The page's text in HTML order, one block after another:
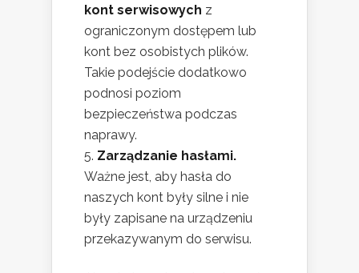
kont serwisowych z
ograniczonym dostępem lub
kont bez osobistych plików.
Takie podejście dodatkowo
podnosi poziom
bezpieczeństwa podczas
naprawy.
Zarządzanie hasłami.
Ważne jest, aby hasła do
naszych kont były silne i nie
były zapisane na urządzeniu
przekazywanym do serwisu.